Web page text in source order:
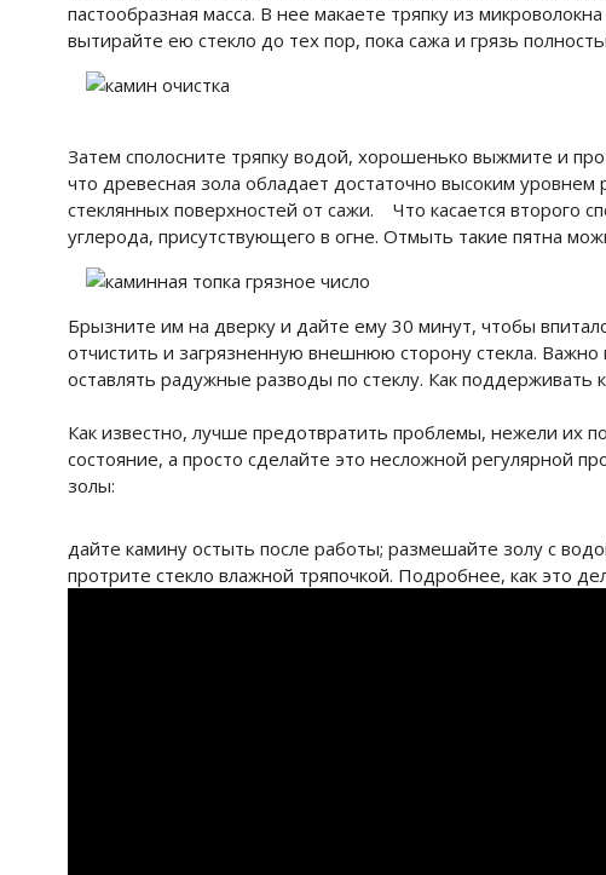
пастообразная масса. В нее макаете тряпку из
вытирайте ею стекло до тех пор, пока сажа и грязь
Затем сполосните тряпку водой, хорошенько выжмите и
что древесная зола обладает достаточно высоким
стеклянных поверхностей от сажи. Что касается второго
углерода, присутствующего в огне. Отмыть такие пятна
Брызните им на дверку и дайте ему 30 минут, чтобы
отчистить и загрязненную внешнюю сторону стекла.
оставлять радужные разводы по стеклу. Как поддерживать
Как известно, лучше предотвратить проблемы, нежели их
состояние, а просто сделайте это несложной регулярной
золы:
дайте камину остыть после работы; размешайте золу с
протрите стекло влажной тряпочкой. Подробнее, как это